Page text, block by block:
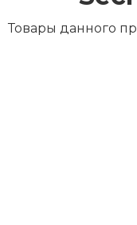
Товары данного